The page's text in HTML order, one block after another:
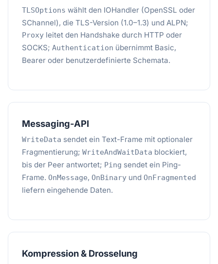
TLSOptions wählt den IOHandler (OpenSSL oder
SChannel), die TLS-Version (1.0–1.3) und ALPN;
Proxy leitet den Handshake durch HTTP oder
SOCKS; Authentication übernimmt Basic,
Bearer oder benutzerdefinierte Schemata.
Messaging-API
WriteData sendet ein Text-Frame mit optionaler
Fragmentierung; WriteAndWaitData blockiert,
bis der Peer antwortet; Ping sendet ein Ping-
Frame. OnMessage, OnBinary und OnFragmented
liefern eingehende Daten.
Kompression & Drosselung